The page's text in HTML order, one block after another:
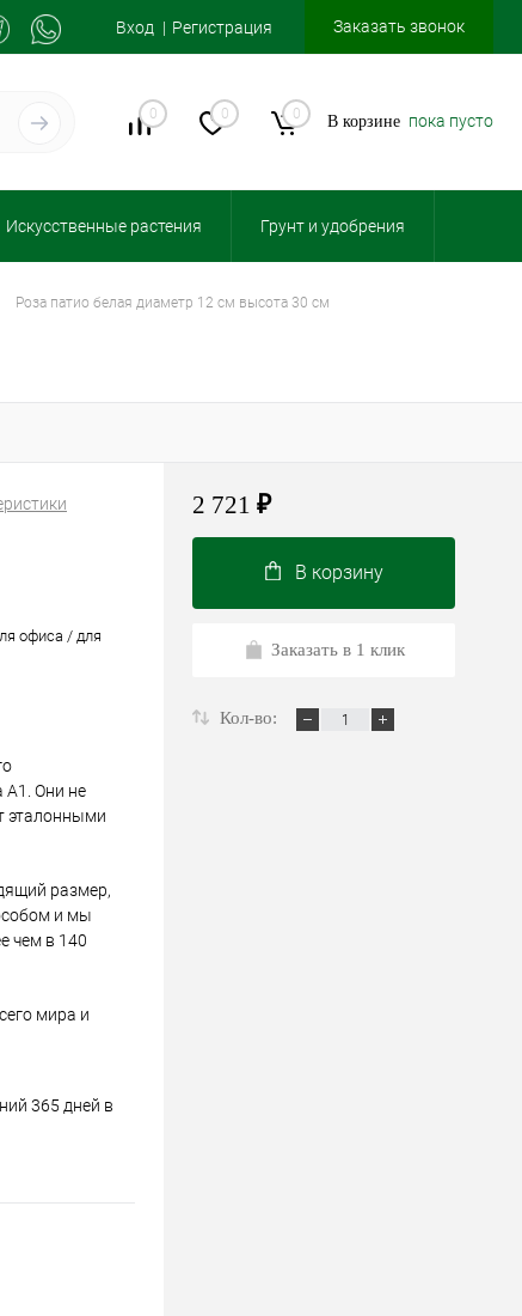
Вход Регистрация Заказать звонок
0 0 0 В корзине пока пусто
Искусственные растения Грунт и удобрения
роза патио белая диаметр 12 см высота 30 см
офиса / для
А1. Они не
эталонными
размер,
и мы
чем в 140
мира и
365 дней в
2 721 ₽
В корзину
Заказать в 1 клик
Кол-во: